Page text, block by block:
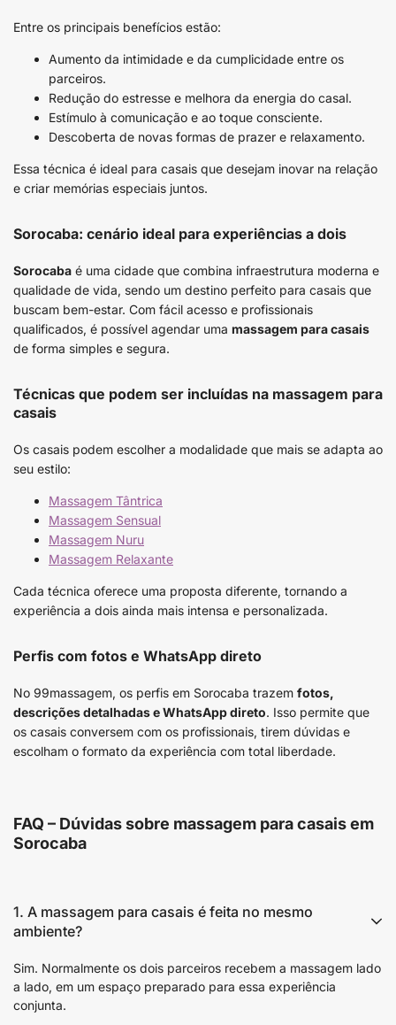
Entre os principais benefícios estão:
Aumento da intimidade e da cumplicidade entre os
parceiros.
Redução do estresse e melhora da energia do casal.
Estímulo à comunicação e ao toque consciente.
Descoberta de novas formas de prazer e relaxamento.
Essa técnica é ideal para casais que desejam inovar na relação
e criar memórias especiais juntos.
Sorocaba: cenário ideal para experiências a dois
Sorocaba é uma cidade que combina infraestrutura moderna e
qualidade de vida, sendo um destino perfeito para casais que
buscam bem-estar. Com fácil acesso e profissionais
qualificados, é possível agendar uma massagem para casais
de forma simples e segura.
Técnicas que podem ser incluídas na massagem para
casais
Os casais podem escolher a modalidade que mais se adapta ao
seu estilo:
Massagem Tântrica
Massagem Sensual
Massagem Nuru
Massagem Relaxante
Cada técnica oferece uma proposta diferente, tornando a
experiência a dois ainda mais intensa e personalizada.
Perfis com fotos e WhatsApp direto
No 99massagem, os perfis em Sorocaba trazem fotos,
descrições detalhadas e WhatsApp direto. Isso permite que
os casais conversem com os profissionais, tirem dúvidas e
escolham o formato da experiência com total liberdade.
FAQ – Dúvidas sobre massagem para casais em
Sorocaba
1. A massagem para casais é feita no mesmo
ambiente?
Sim. Normalmente os dois parceiros recebem a massagem lado
a lado, em um espaço preparado para essa experiência
conjunta.